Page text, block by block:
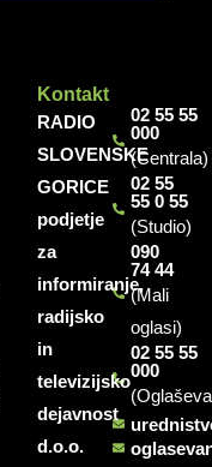
Kontakt
RADIO
SLOVENSKE
GORICE
podjetje
za
informiranje,
radijsko
in
televizijsko
dejavnost
d.o.o.
02 55 55
000
(Centrala)
02 55
55 0 55
(Studio)
090
74 44
(Mali
oglasi)
02 55 55
000